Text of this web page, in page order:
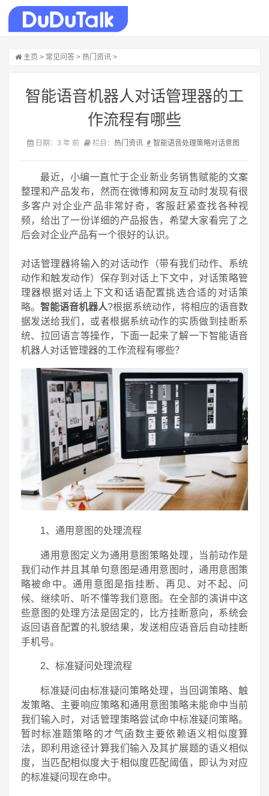
主页 > 常见问答 > 热门资讯 >
智能语音机器人对话管理器的工
作流程有哪些
日期：3 年 前 栏目： 热门资讯 智能语音处理策略对话意图
最近，小编一直忙于企业新业务销售赋能的文案
整理和产品发布，然而在微博和网友互动时发现有很
多客户对企业产品非常好奇，客服赶紧查找各种视
频，给出了一份详细的产品报告，希望大家看完了之
后会对企业产品有一个很好的认识。
对话管理器将输入的对话动作（带有我们动作、系统
动作和触发动作）保存到对话上下文中，对话策略管
理器根据对话上下文和话语配置挑选合适的对话策
略。智能语音机器人?根据系统动作，将相应的语音数
据发送给我们，或者根据系统动作的实质做到挂断系
统、拉回语言等操作，下面一起来了解一下智能语音
机器人对话管理器的工作流程有哪些？
1、通用意图的处理流程
通用意图定义为通用意图策略处理，当前动作是
我们动作并且其单句意图是通用意图时，通用意图策
略被命中。通用意图是指挂断、再见、对不起、问
候、继续听、听不懂等我们意图。在全部的演讲中这
些意图的处理方法是固定的，比方挂断意向，系统会
返回语音配置的礼貌结果，发送相应语音后自动挂断
手机号。
2、标准疑问处理流程
标准疑问由标准疑问策略处理，当回调策略、触
发策略、主要响应策略和通用意图策略未能命中当前
我们输入时，对话管理策略尝试命中标准疑问策略。
暂时标准题策略的才气函数主要依赖语义相似度算
法，即利用途径计算我们输入及其扩展题的语义相似
度，当匹配相似度大于相似度匹配阈值，即认为对应
的标准疑问现在命中。